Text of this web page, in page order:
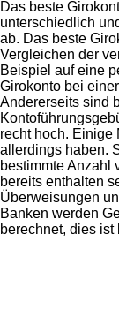
Das beste
unterschiedlich
ab. Das beste
Vergleichen der
Beispiel auf eine
Girokonto bei
Andererseits sind
recht hoch. Einige
allerdings haben.
bestimmte Anzahl
bereits enthalten
Überweisungen
Banken werden
berechnet, dies